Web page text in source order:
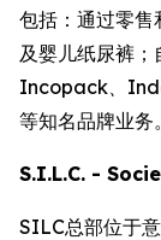
包括：通过零售
及婴儿纸尿裤
Incopack、
等知名品牌业务
S.I.L.C. -
SILC总部位于